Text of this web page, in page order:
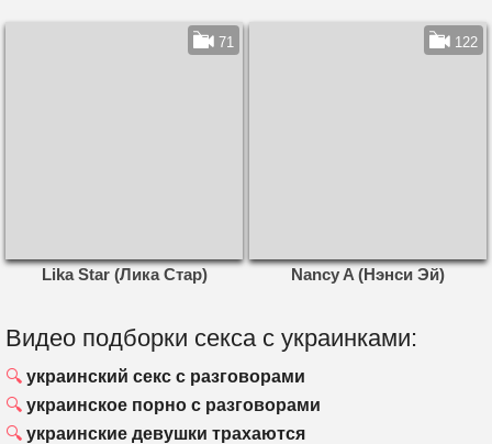
71
Lika Star (Лика Стар)
122
Nancy A (Нэнси Эй)
Видео подборки секса с украинками:
украинский секс с разговорами
украинское порно с разговорами
украинские девушки трахаются